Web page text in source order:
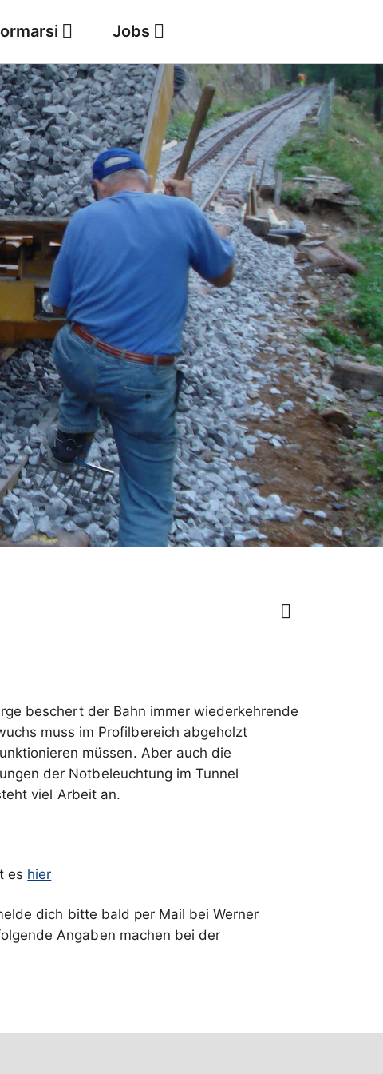
Jobs
beschert der Bahn immer wiederkehrende
muss im Profilbereich abgeholzt
müssen. Aber auch die
der Notbeleuchtung im Tunnel
viel Arbeit an.
es hier
dich bitte bald per Mail bei Werner
Angaben machen bei der